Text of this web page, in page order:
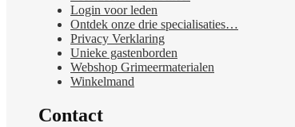
Login voor leden
Ontdek onze drie specialisaties…
Privacy Verklaring
Unieke gastenborden
Webshop Grimeermaterialen
Winkelmand
Contact